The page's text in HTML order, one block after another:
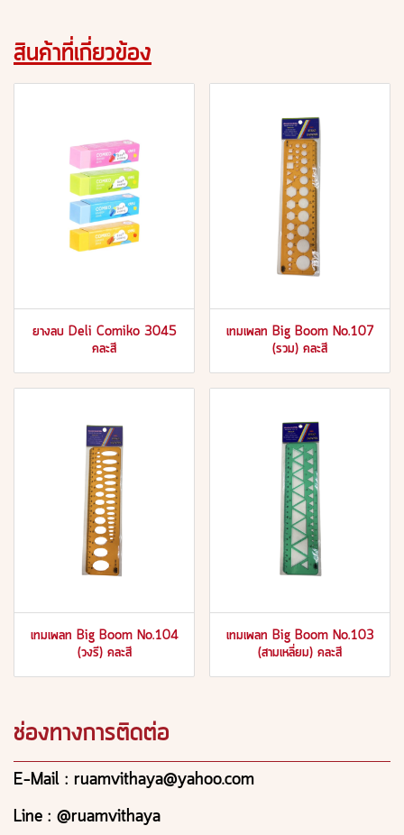
สินค้าที่เกี่ยวข้อง
ยางลบ Deli Comiko 3045
คละสี
เทมเพลท Big Boom No.107
(รวม) คละสี
เทมเพลท Big Boom No.104
(วงรี) คละสี
เทมเพลท Big Boom No.103
(สามเหลี่ยม) คละสี
ช่องทางการติดต่อ
E-Mail : ruamvithaya@yahoo.com
Line : @ruamvithaya